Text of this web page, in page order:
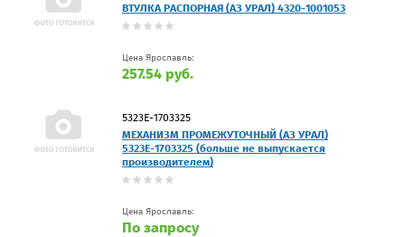
ВТУЛКА РАСПОРНАЯ (АЗ УРАЛ) 4320-1001053
Цена Ярославль:
257.54 руб.
5323Е-1703325
МЕХАНИЗМ ПРОМЕЖУТОЧНЫЙ (АЗ УРАЛ)
5323Е-1703325 (больше не выпускается
производителем)
Цена Ярославль:
По запросу